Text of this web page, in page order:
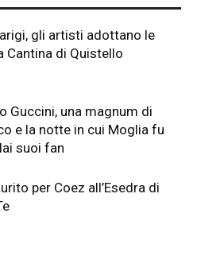
gli artisti adottano le
Cantina di Quistello
Guccini, una magnum di
e la notte in cui Moglia fu
suoi fan
per Coez all’Esedra di